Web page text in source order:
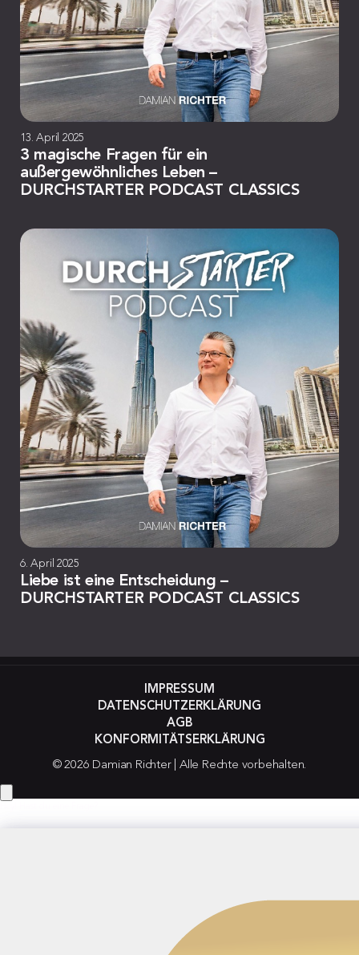
13. April 2025
3 magische Fragen für ein
außergewöhnliches Leben –
DURCHSTARTER PODCAST CLASSICS
6. April 2025
Liebe ist eine Entscheidung –
DURCHSTARTER PODCAST CLASSICS
© 2026 Damian Richter | Alle Rechte vorbehalten.
IMPRESSUM
DATENSCHUTZERKLÄRUNG
AGB
KONFORMITÄTSERKLÄRUNG